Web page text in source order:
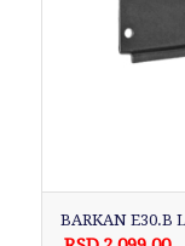
BARKAN E30.B